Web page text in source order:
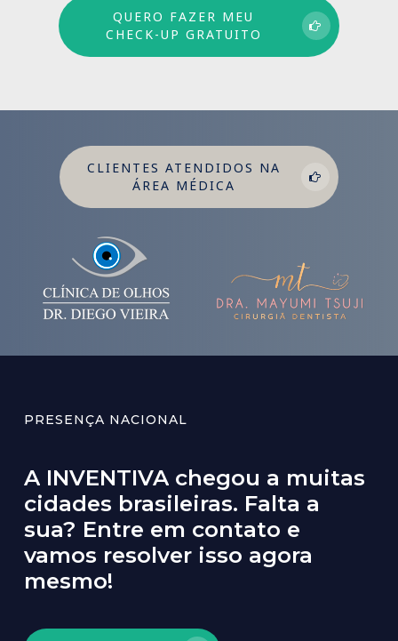
QUERO FAZER MEU
CHECK-UP GRATUITO
CLIENTES ATENDIDOS NA
ÁREA MÉDICA
PRESENÇA NACIONAL
A INVENTIVA chegou a muitas
cidades brasileiras. Falta a
sua? Entre em contato e
vamos resolver isso agora
mesmo!